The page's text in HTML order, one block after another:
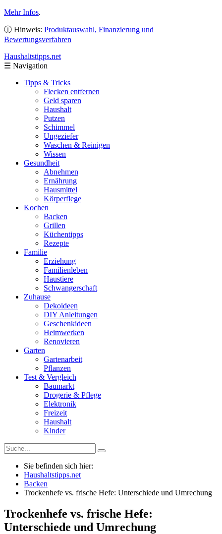
Mehr Infos.
ⓘ Hinweis: Produktauswahl, Finanzierung und
Bewertungsverfahren
Haushaltstipps.net
☰ Navigation
Tipps & Tricks
Flecken entfernen
Geld sparen
Haushalt
Putzen
Schimmel
Ungeziefer
Waschen & Reinigen
Wissen
Gesundheit
Abnehmen
Ernährung
Hausmittel
Körperflege
Kochen
Backen
Grillen
Küchentipps
Rezepte
Familie
Erziehung
Familienleben
Haustiere
Schwangerschaft
Zuhause
Dekoideen
DIY Anleitungen
Geschenkideen
Heimwerken
Renovieren
Garten
Gartenarbeit
Pflanzen
Test & Vergleich
Baumarkt
Drogerie & Pflege
Elektronik
Freizeit
Haushalt
Kinder
Sie befinden sich hier:
Haushaltstipps.net
Backen
Trockenhefe vs. frische Hefe: Unterschiede und Umrechung
Trockenhefe vs. frische Hefe:
Unterschiede und Umrechung